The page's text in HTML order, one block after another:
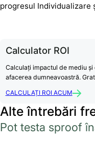
progresul Individualizare
Calculator ROI
Calculați impactul de mediu
afacerea dumneavoastră.
CALCULAȚI ROI ACUM
Alte întrebări
Pot testa sproof